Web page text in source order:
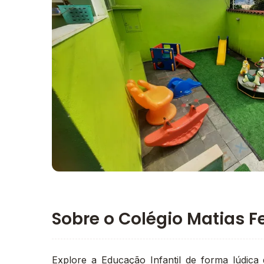
Sobre o Colégio Matias
Explore a Educação Infantil de forma lúdica